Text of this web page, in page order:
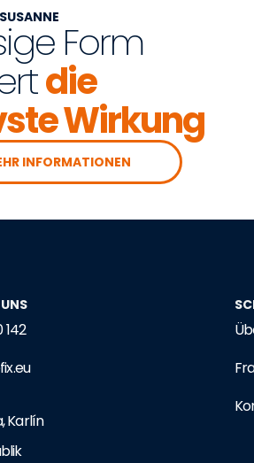
SUSANNE
Form
die
Wirkung
INFORMATIONEN
142
Karlín